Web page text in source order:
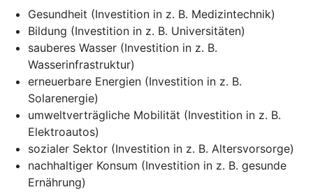
Gesundheit (Investition in z. B. Medizintechnik)
Bildung (Investition in z. B. Universitäten)
sauberes Wasser (Investition in z. B.
Wasserinfrastruktur)
erneuerbare Energien (Investition in z. B.
Solarenergie)
umweltverträgliche Mobilität (Investition in z. B.
Elektroautos)
sozialer Sektor (Investition in z. B. Altersvorsorge)
nachhaltiger Konsum (Investition in z. B. gesunde
Ernährung)